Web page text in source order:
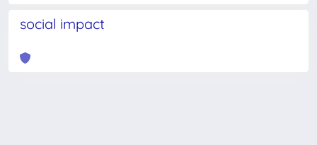
social impact